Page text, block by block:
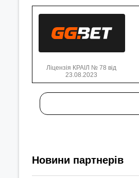
Ліцензія КРАІЛ № 78 від
23.08.2023